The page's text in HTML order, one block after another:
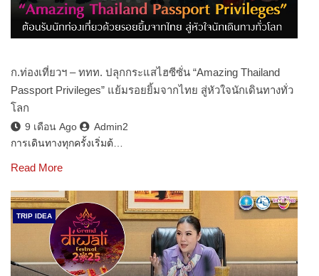
ก.ท่องเที่ยวฯ – ททท. ปลุกกระแสไฮซีซั่น “Amazing Thailand
Passport Privileges” แย้มรอยยิ้มจากไทย สู่หัวใจนักเดินทางทั่ว
โลก
9 เดือน Ago
Admin2
การเดินทางทุกครั้งเริ่มต้…
Read More
TRIP IDEA